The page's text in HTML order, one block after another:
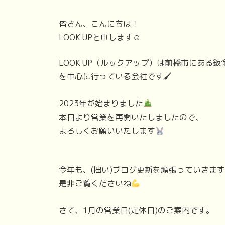
皆さん、こんにちは！
LOOK UPと申します☺
LOOK UP（ルックアップ）は前橋市にある鈑
を中心に行っている会社です🖌
2023年が始まりました
本日より営業を再開いたしましたので、
よろしくお願いいたします
今年も、(拙い)ブログ更新を頑張っていきます
是非ご覧くださいね
さて、1月の営業日(定休日)のご案内です。